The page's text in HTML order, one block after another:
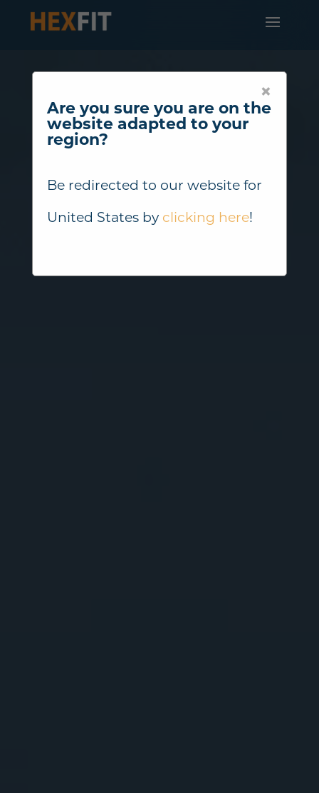
×
Are you sure you are on the
website adapted to your
region?
Be redirected to our website for
United Statesby clicking here!